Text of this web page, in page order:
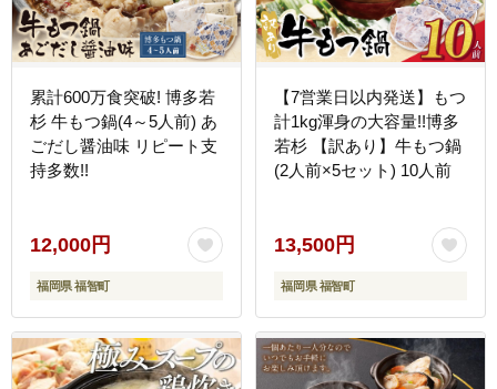
累計600万食突破! 博多若
杉 牛もつ鍋(4～5人前) あ
ごだし醤油味 リピート支
持多数!!
12,000円
福岡県 福智町
【7営業日以内発送】もつ
計1kg渾身の大容量!!博多
若杉 【訳あり】牛もつ鍋
(2人前×5セット) 10人前
13,500円
福岡県 福智町